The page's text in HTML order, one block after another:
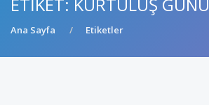
Ana Sayfa Etiketler